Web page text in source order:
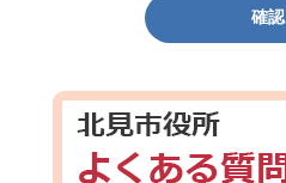
確認